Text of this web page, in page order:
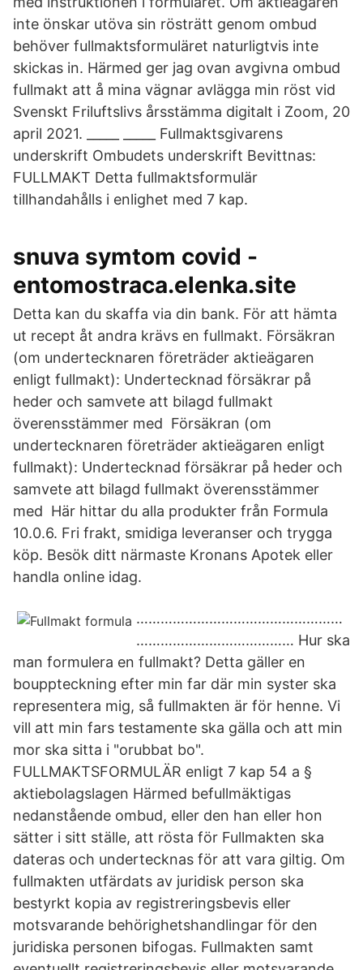
inte önskar utöva sin rösträtt genom ombud
behöver fullmaktsformuläret naturligtvis inte
skickas in. Härmed ger jag ovan avgivna ombud
fullmakt att å mina vägnar avlägga min röst vid
Svenskt Friluftslivs årsstämma digitalt i Zoom, 20
april 2021. _____ _____ Fullmaktsgivarens
underskrift Ombudets underskrift Bevittnas:
FULLMAKT Detta fullmaktsformulär
tillhandahålls i enlighet med 7 kap.
snuva symtom covid -
entomostraca.elenka.site
Detta kan du skaffa via din bank. För att hämta
ut recept åt andra krävs en fullmakt. Försäkran
(om undertecknaren företräder aktieägaren
enligt fullmakt): Undertecknad försäkrar på
heder och samvete att bilagd fullmakt
överensstämmer med Försäkran (om
undertecknaren företräder aktieägaren enligt
fullmakt): Undertecknad försäkrar på heder och
samvete att bilagd fullmakt överensstämmer
med Här hittar du alla produkter från Formula
10.0.6. Fri frakt, smidiga leveranser och trygga
köp. Besök ditt närmaste Kronans Apotek eller
handla online idag.
……………………………………………
………………………………… Hur ska
man formulera en fullmakt? Detta gäller en
bouppteckning efter min far där min syster ska
representera mig, så fullmakten är för henne. Vi
vill att min fars testamente ska gälla och att min
mor ska sitta i "orubbat bo".
FULLMAKTSFORMULÄR enligt 7 kap 54 a §
aktiebolagslagen Härmed befullmäktigas
nedanstående ombud, eller den han eller hon
sätter i sitt ställe, att rösta för Fullmakten ska
dateras och undertecknas för att vara giltig. Om
fullmakten utfärdats av juridisk person ska
bestyrkt kopia av registreringsbevis eller
motsvarande behörighetshandlingar för den
juridiska personen bifogas. Fullmakten samt